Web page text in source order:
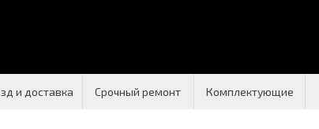
и доставка Срочный ремонт Комплектующие